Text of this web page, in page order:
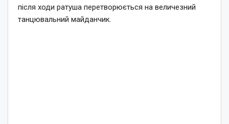
після ходи ратуша перетворюється на величезний
танцювальний майданчик.